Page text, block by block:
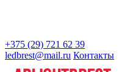
+375 (29) 721 62 39
ledbrest@mail.ru Контакты